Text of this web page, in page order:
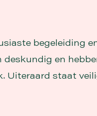
begeleiding
deskundig en
Uiteraard staat